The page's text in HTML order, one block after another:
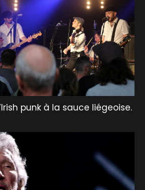
punk à la sauce liégeoise.